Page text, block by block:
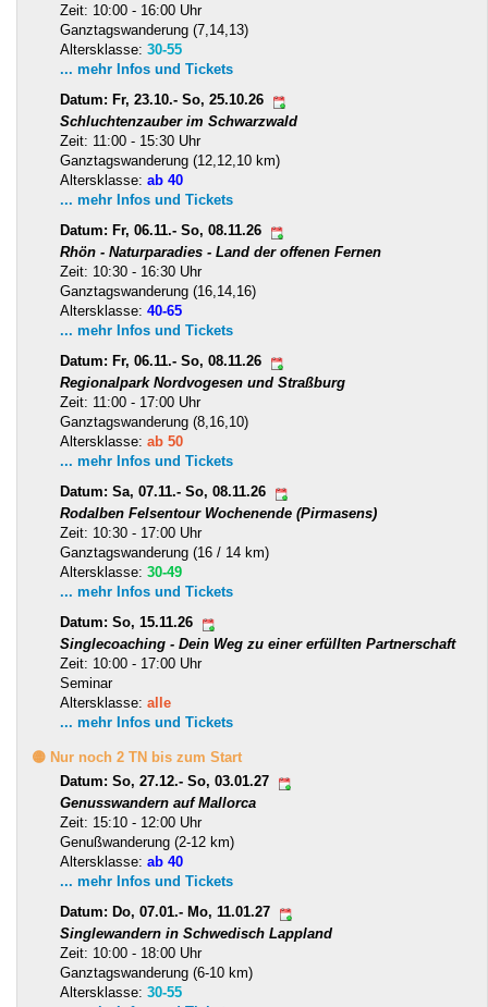
Zeit: 10:00 - 16:00 Uhr
Ganztagswanderung (7,14,13)
Altersklasse: 30-55
... mehr Infos und Tickets
Datum: Fr, 23.10.- So, 25.10.26
Schluchtenzauber im Schwarzwald
Zeit: 11:00 - 15:30 Uhr
Ganztagswanderung (12,12,10 km)
Altersklasse: ab 40
... mehr Infos und Tickets
Datum: Fr, 06.11.- So, 08.11.26
Rhön - Naturparadies - Land der offenen Fernen
Zeit: 10:30 - 16:30 Uhr
Ganztagswanderung (16,14,16)
Altersklasse: 40-65
... mehr Infos und Tickets
Datum: Fr, 06.11.- So, 08.11.26
Regionalpark Nordvogesen und Straßburg
Zeit: 11:00 - 17:00 Uhr
Ganztagswanderung (8,16,10)
Altersklasse: ab 50
... mehr Infos und Tickets
Datum: Sa, 07.11.- So, 08.11.26
Rodalben Felsentour Wochenende (Pirmasens)
Zeit: 10:30 - 17:00 Uhr
Ganztagswanderung (16 / 14 km)
Altersklasse: 30-49
... mehr Infos und Tickets
Datum: So, 15.11.26
Singlecoaching - Dein Weg zu einer erfüllten Partnerschaft
Zeit: 10:00 - 17:00 Uhr
Seminar
Altersklasse: alle
... mehr Infos und Tickets
🟡 Nur noch 2 TN bis zum Start
Datum: So, 27.12.- So, 03.01.27
Genusswandern auf Mallorca
Zeit: 15:10 - 12:00 Uhr
Genußwanderung (2-12 km)
Altersklasse: ab 40
... mehr Infos und Tickets
Datum: Do, 07.01.- Mo, 11.01.27
Singlewandern in Schwedisch Lappland
Zeit: 10:00 - 18:00 Uhr
Ganztagswanderung (6-10 km)
Altersklasse: 30-55